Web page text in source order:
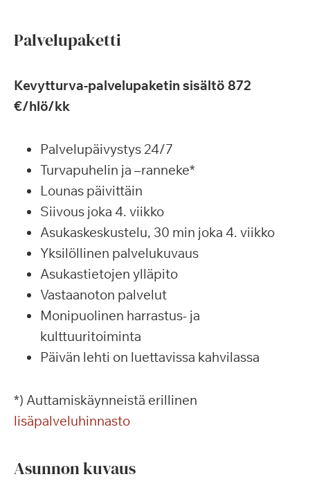
Palvelupaketti
Kevytturva-palvelupaketin sisältö 872
€/hlö/kk
Palvelupäivystys 24/7
Turvapuhelin ja –ranneke*
Lounas päivittäin
Siivous joka 4. viikko
Asukaskeskustelu, 30 min joka 4. viikko
Yksilöllinen palvelukuvaus
Asukastietojen ylläpito
Vastaanoton palvelut
Monipuolinen harrastus- ja
kulttuuritoiminta
Päivän lehti on luettavissa kahvilassa
*) Auttamiskäynneistä erillinen
lisäpalveluhinnasto
Asunnon kuvaus